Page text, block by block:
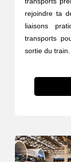
rejoindre ta
liaisons
transports
sortie du train.